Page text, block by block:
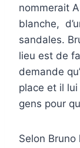
nommerait
blanche,
sandales.
lieu est de
demande
place et il
gens pour
Selon Bruno